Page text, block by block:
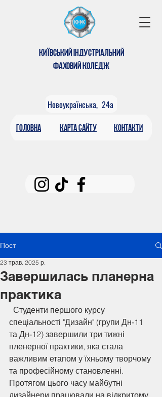
КИЇВСЬКИЙ ІНДУСТРІАЛЬНИЙ
ФАХОВИЙ КОЛЕДЖ
Новоукраїнська, 24а
КАРтА САЙТУ
головна контакти
Пост
Завершилась планерна
практика
23 трав. 2025 р.
спеціальності "Дизайн" (групи Дн-11
та Дн-12) завершили три тижні
пленерної практики, яка стала
важливим етапом у їхньому творчому
та професійному становленні.
Протягом цього часу майбутні
дизайнери працювали на відкритому